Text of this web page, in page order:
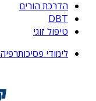
הדרכת הורים
DBT
טיפול זוגי
לימודי פסיכותרפיה